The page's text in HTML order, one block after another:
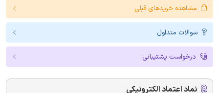
مشاهده خریدهای قبلی
سوالات متداول
درخواست پشتیبانی
نماد اعتماد الکترونیکی